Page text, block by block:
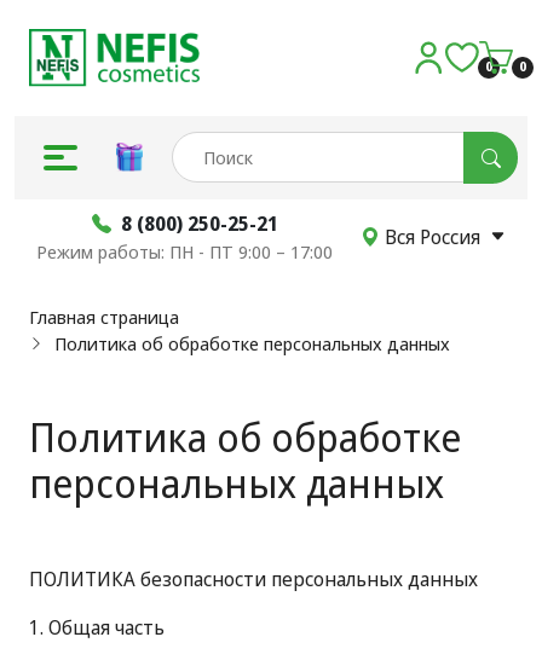
0 0
прачечных)
8 (800) 250-25-21
Режим работы: ПН - ПТ 9:00 – 17:00
Вся Россия
Главная страница
Политика об обработке персональных данных
Политика об обработке
персональных данных
ПОЛИТИКА безопасности персональных данных
1. Общая часть